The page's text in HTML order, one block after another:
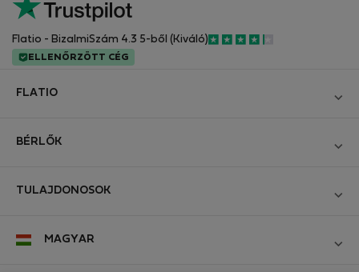
Flatio - BizalmiSzám 4.3 5-ből (Kiváló)
ELLENŐRZÖTT CÉG
FLATIO
Csatlakozzon a Digitális Nomád Tesztelő Klubhoz
Üzleti feltételek
BÉRLŐK
Cégeknek
TULAJDONOSOK
MAGYAR